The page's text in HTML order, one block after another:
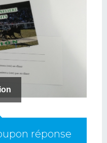
réponse